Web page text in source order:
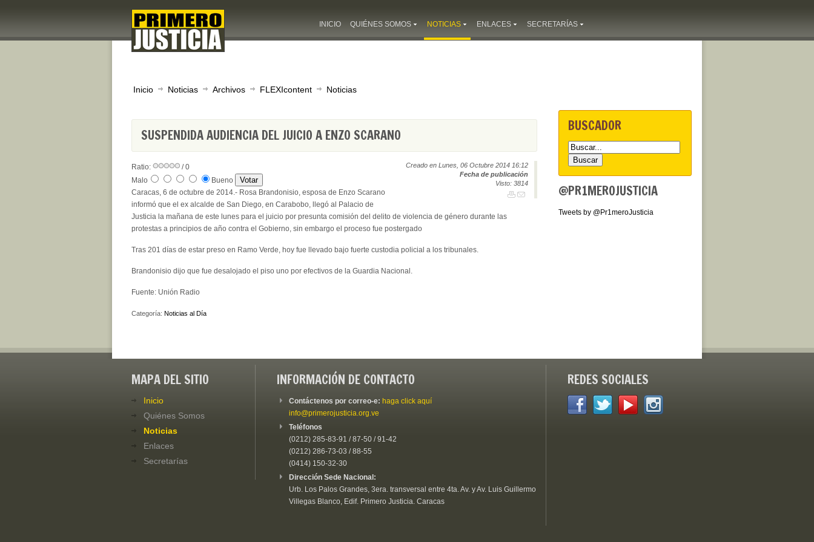
INICIO QUIÉNES SOMOS NOTICIAS ENLACES SECRETARÍAS
Inicio Noticias Archivos FLEXIcontent Noticias
SUSPENDIDA AUDIENCIA DEL JUICIO A ENZO SCARANO
Creado en Lunes, 06 Octubre 2014 16:12
Fecha de publicación
Visto: 3814
Ratio:
/ 0
Malo
Bueno
Caracas, 6 de octubre de 2014.- Rosa Brandonisio, esposa de Enzo Scarano
informó que el ex alcalde de San Diego, en Carabobo, llegó al Palacio de
Justicia la mañana de este lunes para el juicio por presunta comisión del delito de violencia de género durante las
protestas a principios de año contra el Gobierno, sin embargo el proceso fue postergado
Tras 201 días de estar preso en Ramo Verde, hoy fue llevado bajo fuerte custodia policial a los tribunales.
Brandonisio dijo que fue desalojado el piso uno por efectivos de la Guardia Nacional.
Fuente: Unión Radio
Categoría: Noticias al Día
BUSCADOR
@PR1MEROJUSTICIA
Tweets by @Pr1meroJusticia
MAPA DEL SITIO
Inicio
Quiénes Somos
Noticias
Enlaces
Secretarías
INFORMACIÓN DE CONTACTO
Contáctenos por correo-e: haga click aquí
info@primerojusticia.org.ve
Teléfonos
(0212) 285-83-91 / 87-50 / 91-42
(0212) 286-73-03 / 88-55
(0414) 150-32-30
Dirección Sede Nacional:
Urb. Los Palos Grandes, 3era. transversal entre 4ta. Av. y Av. Luis Guillermo
Villegas Blanco, Edif. Primero Justicia. Caracas
REDES SOCIALES